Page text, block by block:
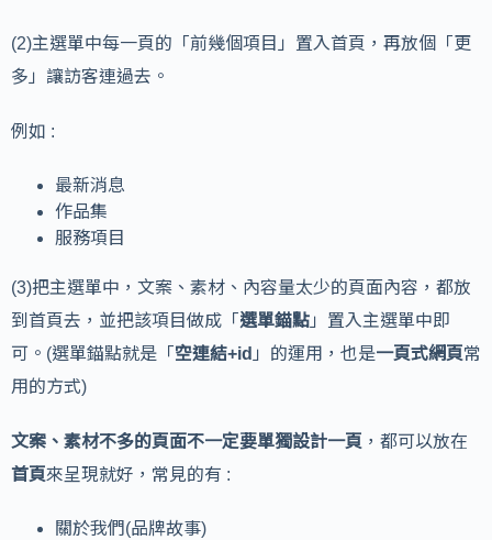
(2)主選單中每一頁的「前幾個項目」置入首頁，再放個「更
多」讓訪客連過去。
例如 :
最新消息
作品集
服務項目
(3)把主選單中，文案、素材、內容量太少的頁面內容，都放
到首頁去，並把該項目做成「 選單錨點 」置入主選單中即
可。(選單錨點就是「 空連結+id 」的運用，也是一頁式網頁常
用的方式)
文案、素材不多的頁面不一定要單獨設計一頁 ，都可以放在
首頁來呈現就好，常見的有 :
關於我們(品牌故事)